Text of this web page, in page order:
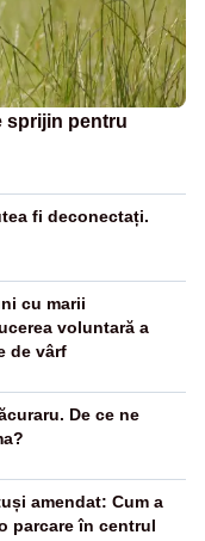
sprijin pentru
fi deconectați.
cu marii
voluntară a
de vârf
De ce ne
amendat: Cum a
parcare în centrul